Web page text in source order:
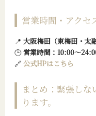
営業時間・アクセ
📍 大阪梅田（東梅田・太
🕒 営業時間：10:00〜
🔗 公式HPはこちら
まとめ：緊張しな
ります。